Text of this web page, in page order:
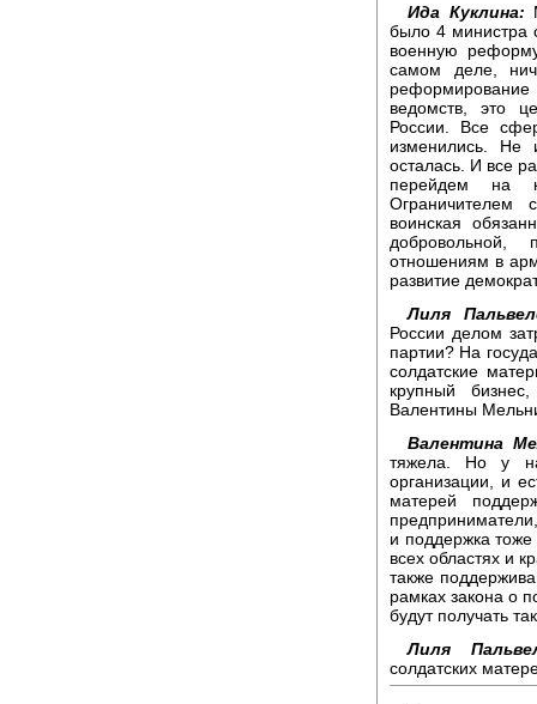
Ида Куклина:
было 4 министра
военную
самом деле,
ведомств, это
России. Все
изменились. Не
осталась. И все
перейдем на
Ограничителем
воинская
добровольной,
отношениям в
развитие
Лиля
России делом
партии? На
солдатские
крупный
Валентины
Валентина
тяжела. Но у
организации, и
матерей
и поддержка тоже
всех областях и
также
рамках закона о
будут получать
Лиля
солдатских